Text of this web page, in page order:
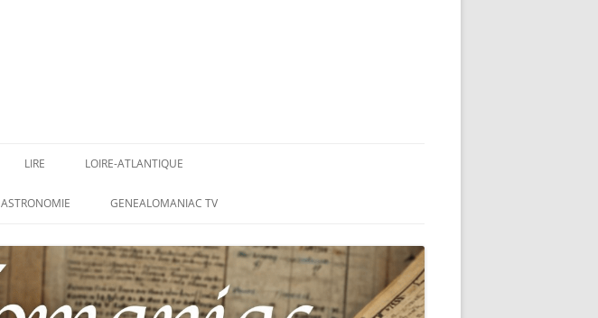
LIRE
LIRE
LOIRE-ATLANTIQUE
LES ENFANTS DU CLION-SUR-MER
CARRÉ MILITAIRE FRANÇAIS DU
CLION-SUR-MER
ASTRONOMIE GENEALOMANIAC TV